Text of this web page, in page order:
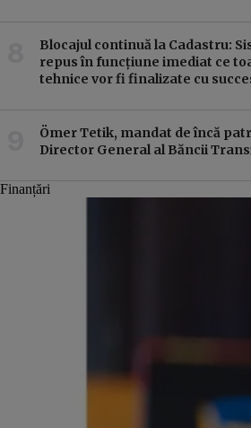
Blocajul continuă la Cadastru:
repus în funcțiune imediat ce
tehnice vor fi finalizate cu
Ömer Tetik, mandat de încă
Director General al Băncii
Finanțări